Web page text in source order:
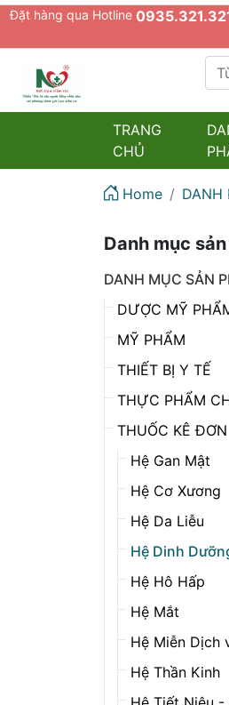
Đặt hàng qua Hotline
Từ
TRANG
CHỦ
Home DANH
Danh mục
DANH MỤC SẢN
DƯỢC MỸ
MỸ PHẨM
THIẾT BỊ Y TẾ
THỰC PHẨM
THUỐC KÊ ĐƠN
Hệ Gan Mật
Hệ Cơ Xương
Hệ Da Liễu
Hệ Dinh
Hệ Hô Hấp
Hệ Mắt
Hệ Miễn Dịch
Hệ Thần Kinh